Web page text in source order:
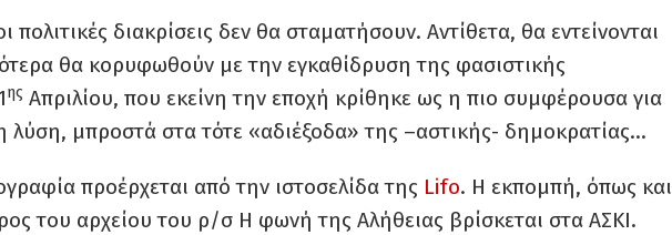
πολιτικές διακρίσεις δεν θα σταματήσουν. Αντίθετα, θα εντείνονται
θα κορυφωθούν με την εγκαθίδρυση της φασιστικής
ης Απριλίου, που εκείνη την εποχή κρίθηκε ως η πιο συμφέρουσα για
λύση, μπροστά στα τότε «αδιέξοδα» της –αστικής- δημοκρατίας…
προέρχεται από την ιστοσελίδα της Lifo. Η εκπομπή, όπως και
του αρχείου του ρ/σ Η φωνή της Αλήθειας βρίσκεται στα ΑΣΚΙ.